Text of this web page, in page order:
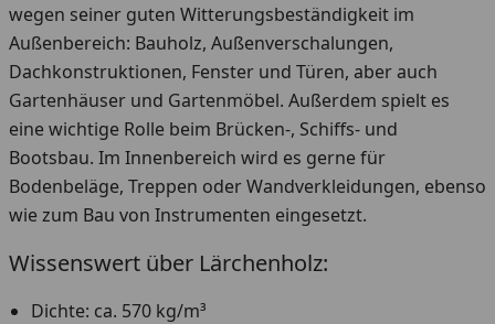
wegen seiner guten Witterungsbeständigkeit im
Außenbereich: Bauholz, Außenverschalungen,
Dachkonstruktionen, Fenster und Türen, aber auch
Gartenhäuser und Gartenmöbel. Außerdem spielt es
eine wichtige Rolle beim Brücken-, Schiffs- und
Bootsbau. Im Innenbereich wird es gerne für
Bodenbeläge, Treppen oder Wandverkleidungen, ebenso
wie zum Bau von Instrumenten eingesetzt.
Wissenswert über Lärchenholz:
Dichte: ca. 570 kg/m³